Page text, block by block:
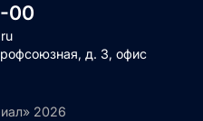
00
д. 3, офис
2026